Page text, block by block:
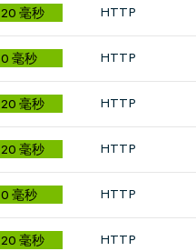
20 毫秒 HTTP
0 毫秒 HTTP
20 毫秒 HTTP
20 毫秒 HTTP
0 毫秒 HTTP
20 毫秒 HTTP